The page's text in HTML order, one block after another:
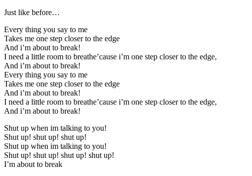
Just like before…
Every thing you say to me
Takes me one step closer to the edge
And i’m about to break!
I need a little room to breathe’cause i’m one step closer to the edge,
And i’m about to break!
Every thing you say to me
Takes me one step closer to the edge
And i’m about to break!
I need a little room to breathe’cause i’m one step closer to the edge,
And i’m about to break!
Shut up when im talking to you!
Shut up! shut up! shut up!
Shut up when im talking to you!
Shut up! shut up! shut up! shut up!
I’m about to break